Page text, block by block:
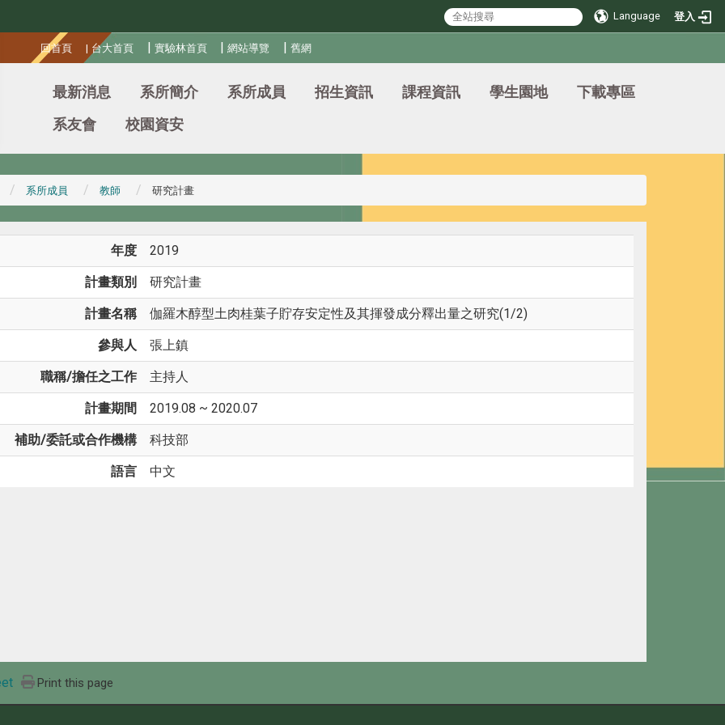
Language 登入
回首頁 | 台大首頁 | 實驗林首頁 |網站導覽 |舊網
最新消息 系所簡介 系所成員 招生資訊 課程資訊 學生園地
下載專區
系友會
校園資安
系所成員 教師 研究計畫
年度 2019
計畫類別 研究計畫
計畫名稱 伽羅木醇型土肉桂葉子貯存安定性及其揮發成分釋出量之研究(1/2)
參與人 張上鎮
職稱/擔任之工作 主持人
計畫期間 2019.08 ~ 2020.07
補助/委託或合作機構 科技部
語言 中文
Print this page